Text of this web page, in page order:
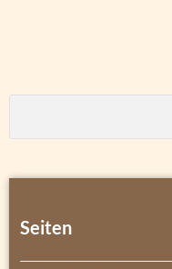
Seiten